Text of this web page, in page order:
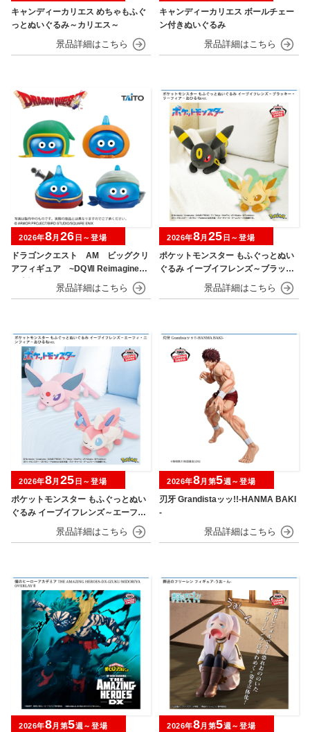
キャンディーカリエス めちゃもふぐ
っとぬいぐるみ～カリエス～
キャンディーカリエス ボールチェー
ン付きぬいぐるみ
ドラゴンクエスト AM ビッグクリ
アフィギュア ~DQⅦ Reimagined
発売記念編~
2026年8月 26 日～登場
ポケットモンスター もふぐっとぬい
ぐるみ イーブイフレンズ～ブラッキ
ー・リーフィア～おひるねver.
2026年8月 25 日～登場
ポケットモンスター もふぐっとぬい
ぐるみ イーブイフレンズ～エーフ
ィ・ニンフィア～おひるねver.
2026年8月 25 日～登場
刃牙 Grandistaッッ!!-HANMA BAKI
-
2026年8月第5週～登場
2026年8月第5週～登場 2026年8月第5週～登場